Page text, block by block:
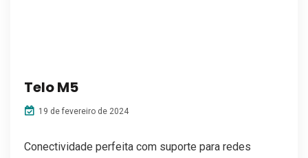
Telo M5
19 de fevereiro de 2024
Conectividade perfeita com suporte para redes